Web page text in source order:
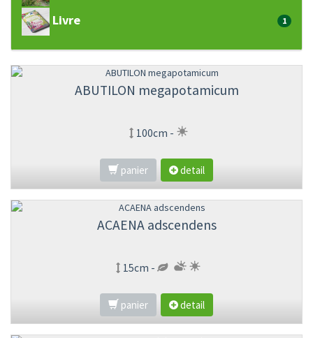
Livre 1
ABUTILON megapotamicum
100cm -
panier detail
ACAENA adscendens
15cm -
panier detail